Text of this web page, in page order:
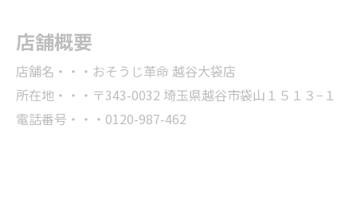
店舗概要
店舗名・・・おそうじ革命 越谷大袋店
所在地・・・〒343-0032 埼玉県越谷市袋山１５１３−１
電話番号・・・0120-987-462